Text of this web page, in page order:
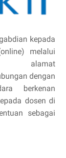
kepada
melalui
alamat
dengan
berkenan
dosen di
sebagai